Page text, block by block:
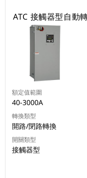
ATC 接觸器型自動
額定值範圍
40-3000A
轉換類型
開路/閉路轉換
開關類型
接觸器型